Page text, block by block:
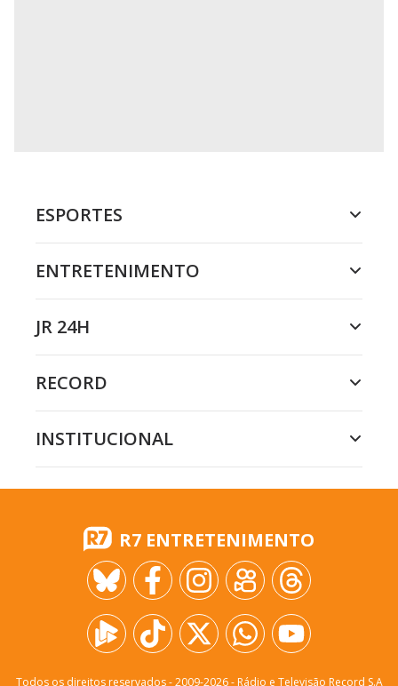
ESPORTES
ENTRETENIMENTO
JR 24H
RECORD
INSTITUCIONAL
R7 ENTRETENIMENTO
Todos os direitos reservados - 2009-2026- Rádio e Televisão Record S.A